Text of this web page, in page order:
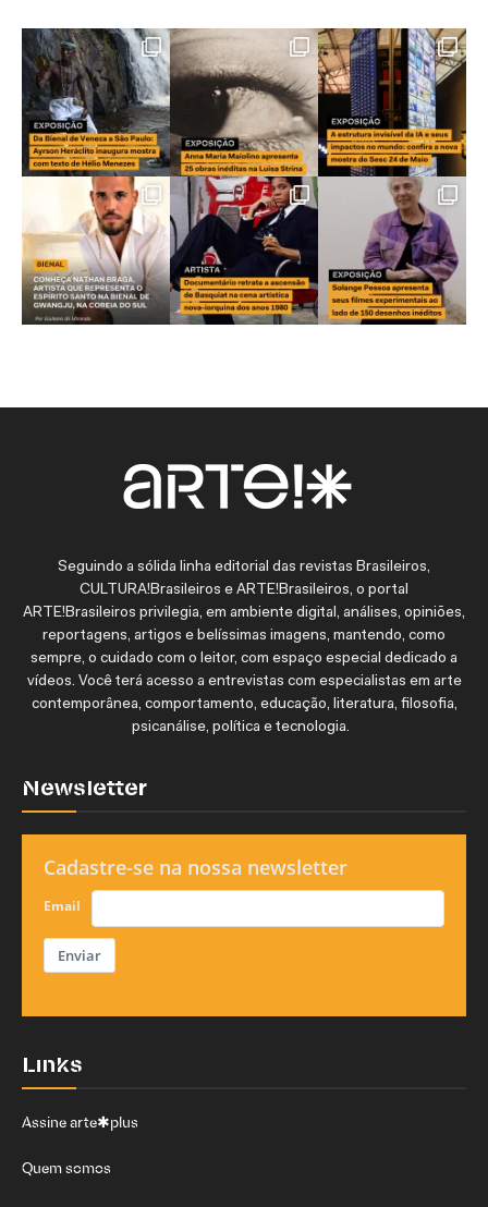
Seguindo a sólida linha editorial das revistas Brasileiros,
CULTURA!Brasileiros e ARTE!Brasileiros, o portal
ARTE!Brasileiros privilegia, em ambiente digital, análises, opiniões,
reportagens, artigos e belíssimas imagens, mantendo, como
sempre, o cuidado com o leitor, com espaço especial dedicado a
vídeos. Você terá acesso a entrevistas com especialistas em arte
contemporânea, comportamento, educação, literatura, filosofia,
psicanálise, política e tecnologia.
Newsletter
Cadastre-se na nossa newsletter
Email
Enviar
Links
Assine arte✱plus
Quem somos